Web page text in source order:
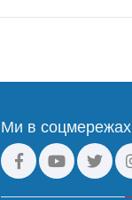
Ми в соцмережах